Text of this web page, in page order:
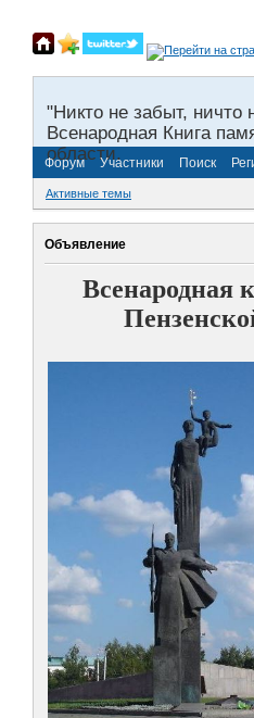
"Никто не забыт, ничто
Всенародная Книга
области.
Форум Участники Поиск
Активные темы
Объявление
Всенародная